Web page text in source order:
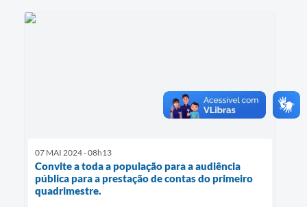
07 MAI 2024 - 08h13
Convite a toda a população para a audiência
pública para a prestação de contas do primeiro
quadrimestre.